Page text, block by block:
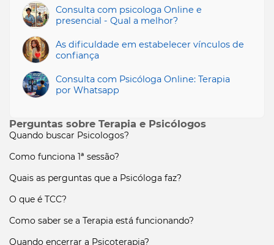
Consulta com psicologa Online e
presencial - Qual a melhor?
As dificuldade em estabelecer vínculos de
confiança
Consulta com Psicóloga Online: Terapia
por Whatsapp
Perguntas sobre Terapia e Psicólogos
Quando buscar Psicologos?
Como funciona 1ª sessão?
Quais as perguntas que a Psicóloga faz?
O que é TCC?
Como saber se a Terapia está funcionando?
Quando encerrar a Psicoterapia?